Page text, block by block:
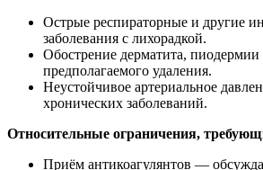
Острые респираторные и другие
заболевания с лихорадкой.
Обострение дерматита, пиодермии
предполагаемого удаления.
Неустойчивое артериальное
хронических заболеваний.
Относительные ограничения,
Приём антикоагулянтов —